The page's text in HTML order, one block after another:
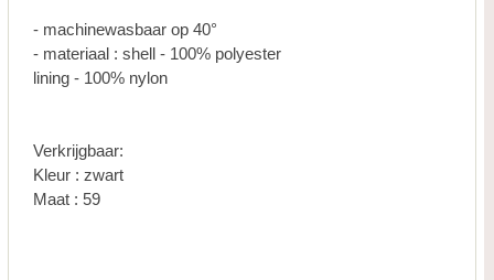
- machinewasbaar op 40°
- materiaal : shell - 100% polyester
lining - 100% nylon
Verkrijgbaar:
Kleur : zwart
Maat : 59